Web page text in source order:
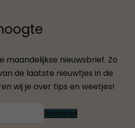
maandelijkse nieuwsbrief. Zo
de laatste nieuwtjes in de
wij je over tips en weetjes!
Inschrijven